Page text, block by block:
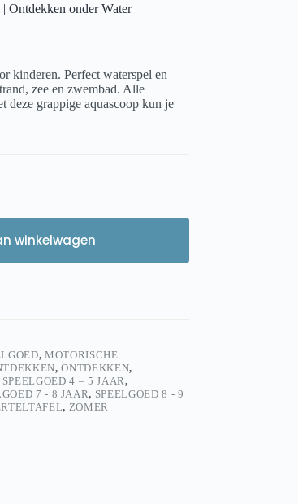
Ontdekken onder Water
kinderen. Perfect waterspel en
zee en zwembad. Alle
deze grappige aquascoop kun je
winkelwagen
,MOTORISCHE
,ONTDEKKEN,
SPEELGOED 4 – 5 JAAR,
7 - 8 JAAR, SPEELGOED 8 - 9
, ZOMER